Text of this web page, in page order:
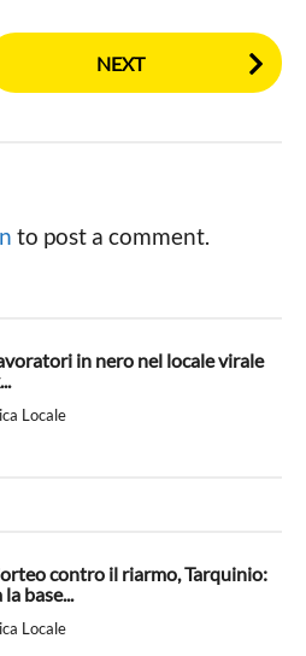
NEXT
to post a comment.
in nero nel locale virale
Locale
contro il riarmo, Tarquinio:
base...
Locale